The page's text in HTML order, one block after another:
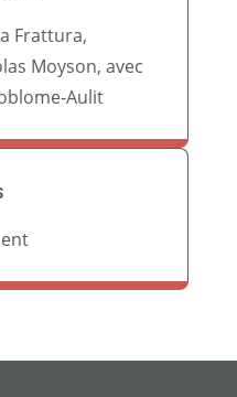
Frattura,
Moyson, avec
Aulit